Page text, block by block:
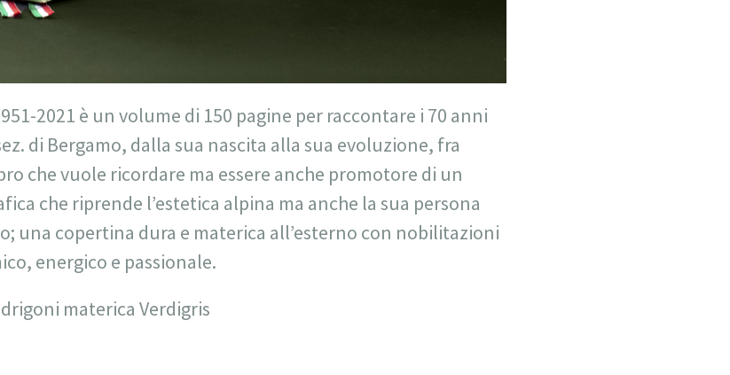
2021 è un volume di 150 pagine per raccontare i 70 anni
di Bergamo, dalla sua nascita alla sua evoluzione, fra
che vuole ricordare ma essere anche promotore di un
che riprende l’estetica alpina ma anche la sua persona
una copertina dura e materica all’esterno con nobilitazioni
energico e passionale.
materica Verdigris